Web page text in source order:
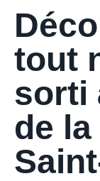
tout
sorti
de la